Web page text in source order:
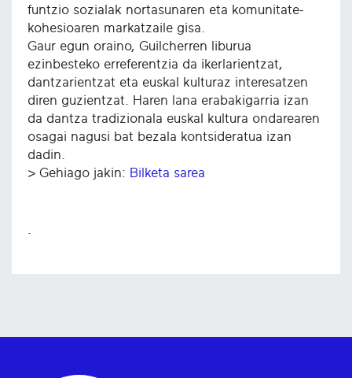
funtzio sozialak nortasunaren eta komunitate-
kohesioaren markatzaile gisa.
Gaur egun oraino, Guilcherren liburua
ezinbesteko erreferentzia da ikerlarientzat,
dantzarientzat eta euskal kulturaz interesatzen
diren guzientzat. Haren lana erabakigarria izan
da dantza tradizionala euskal kultura ondarearen
osagai nagusi bat bezala kontsideratua izan
dadin.
> Gehiago jakin: Bilketa sarea